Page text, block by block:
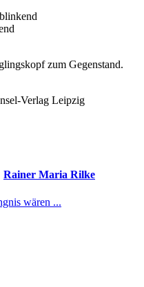
zum Gegenstand.
Verlag Leipzig
Rainer Maria Rilke
wären ...